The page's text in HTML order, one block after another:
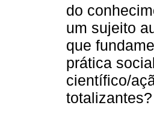
do
um sujeito
que
prática
científico/
totalizantes?